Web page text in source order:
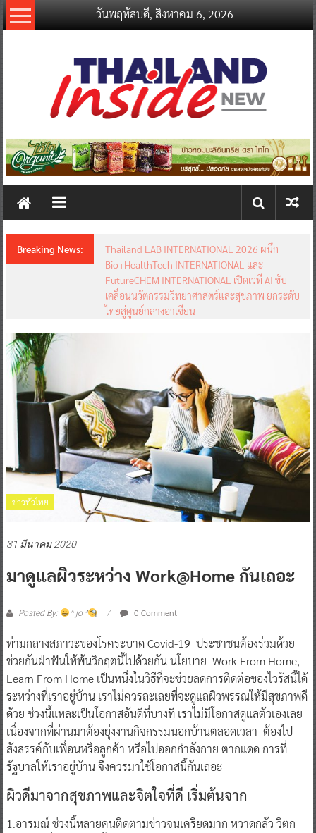
Skip
to
วันพฤหัสบดี, สิงหาคม 6, 2026
thailandinsidenew.com
Thailand
New
Breaking News:
Thailand LAB INTERNATIONAL 2026 ผนึก
Bio+HealthTech INTERNATIONAL และ
FutureCHEM INTERNATIONAL เปิดเวที AI ขับ
เคลื่อนนวัตกรรมวิทยาศาสตร์และสุขภาพ ยกระดับ
ไทยสู่ศูนย์กลางอาเซียน
ข่าวทั่วไทย
31 มีนาคม 2020
มาดูแลผิวระหว่าง Work@home กันเถอะ
Posted By: ^ jo ^ 0 Comment
ท่ามกลางสภาวะของโรคระบาด Covid-19 ประชาชนต้องร่วมด้วย
ช่วยกันฝ่าฟันให้พ้นวิกฤตนี้ไปด้วยกัน นโยบาย Work From Home,
Learn From Home เป็นหนึ่งในวิธีที่จะช่วยลดการติดต่อของไวรัสนี้ได้
ระหว่างที่เราอยู่บ้าน เราไม่ควรละเลยที่จะดูแลผิวพรรณให้มีสุขภาพดี
ด้วย ช่วงนี้แหละเป็นโอกาสอันดีที่บางที เราไม่มีโอกาสดูแลตัวเองเลย
เนื่องจากที่ผ่านมาต้องยุ่งงานกิจกรรมนอกบ้านตลอดเวลา ต้องไป
สังสรรค์กับเพื่อนหรือลูกค้า หรือไปออกกำลังกาย ตากแดด การที่
รัฐบาลให้เราอยู่บ้าน จึงควรมาใช้โอกาสนี้กันเถอะ
ผิวดีมาจากสุขภาพและจิตใจที่ดี เริ่มต้นจาก
1.อารมณ์ ช่วงนี้หลายคนติดตามข่าวจนเครียดมาก หวาดกลัว วิตก